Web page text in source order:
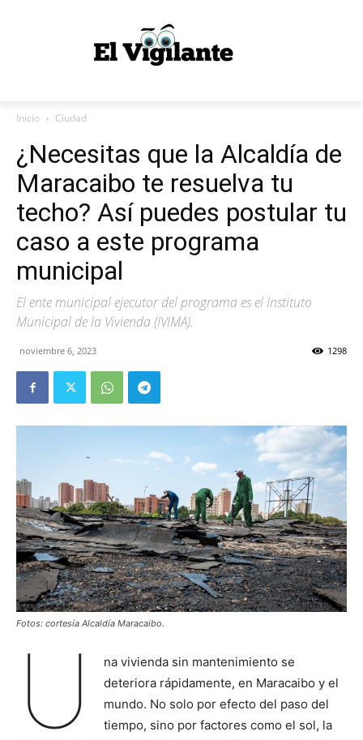
Inicio Ciudad
¿Necesitas que la Alcaldía de
Maracaibo te resuelva tu
techo? Así puedes postular tu
caso a este programa
municipal
El ente municipal ejecutor del programa es el Instituto
Municipal de la Vivienda (IVIMA).
noviembre 6, 2023 1298
Fotos: cortesía Alcaldía Maracaibo.
U
na vivienda sin mantenimiento se
deteriora rápidamente, en Maracaibo y el
mundo. No solo por efecto del paso del
tiempo, sino por factores como el sol, la